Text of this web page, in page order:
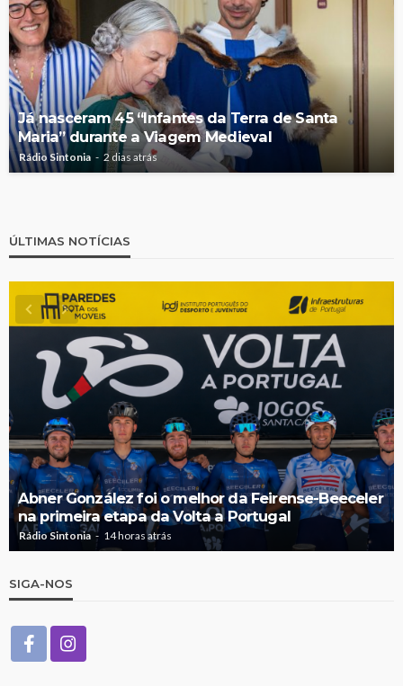
Já nasceram 45 “Infantes da Terra de Santa
Maria” durante a Viagem Medieval
Rádio Sintonia 2 dias atrás
ÚLTIMAS NOTÍCIAS
Abner González foi o melhor da Feirense-Beeceler
na primeira etapa da Volta a Portugal
Rádio Sintonia 14 horas atrás
SIGA-NOS